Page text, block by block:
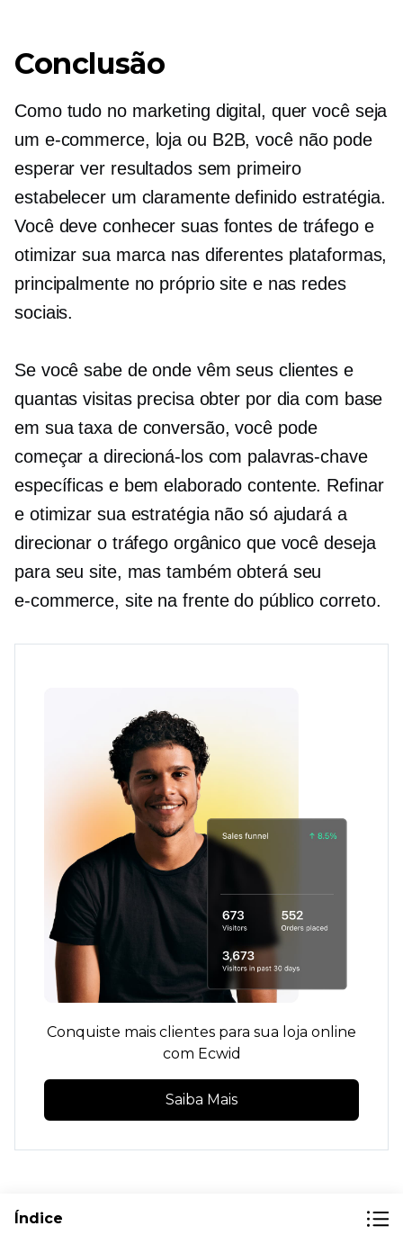
Conclusão
Como tudo no marketing digital, quer você seja
um e-commerce, loja ou B2B, você não pode
esperar ver resultados sem primeiro
estabelecer um claramente definidoestratégia.
Você deve conhecer suas fontes de tráfego e
otimizar sua marca nas diferentes plataformas,
principalmente no próprio site e nas redes
sociais.
Se você sabe de onde vêm seus clientes e
quantas visitas precisa obter por dia com base
em sua taxa de conversão, você pode
começar a direcioná-los com palavras-chave
específicas e bem elaborado contente. Refinar
e otimizar sua estratégia não só ajudará a
direcionar o tráfego orgânico que você deseja
para seu site, mas também obterá seu
e-commerce, site na frente do público correto.
Conquiste mais clientes para sua loja online
com Ecwid
Saiba Mais
Índice